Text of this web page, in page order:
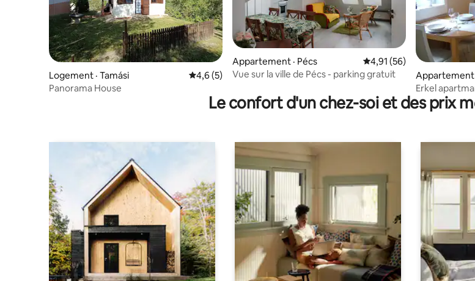
Logement · Tamási Note moyenne de 4,6 sur 5, 5 commentaires
4,6 (5)
Panorama House
Appartement · Pécs Note moyenne de 4,91
4,91 (56)
Vue sur la ville de Pécs - parking gratuit
Appartement
Erkel
Le confort d'un chez-soi et des prix